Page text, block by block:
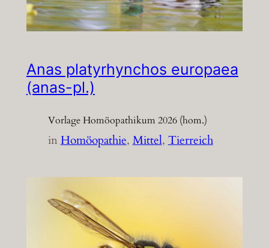
Anas platyrhynchos europaea
(anas-pl.)
Vorlage Homöopathikum 2026 (hom.)
inHomöopathie, Mittel, Tierreich